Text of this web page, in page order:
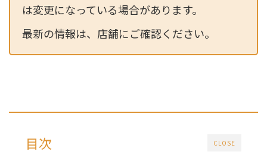
は変更になっている場合があります。
最新の情報は、店舗にご確認ください。
CLOSE
目次